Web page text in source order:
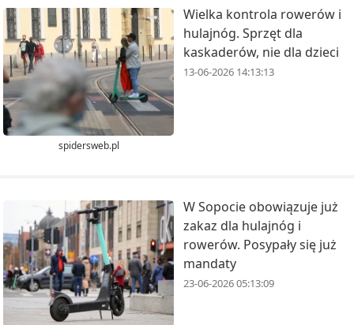
spidersweb.pl
Wielka kontrola rowerów i
hulajnóg. Sprzęt dla
kaskaderów, nie dla dzieci
13-06-2026 14:13:13
W Sopocie obowiązuje już
zakaz dla hulajnóg i
rowerów. Posypały się już
mandaty
23-06-2026 05:13:09